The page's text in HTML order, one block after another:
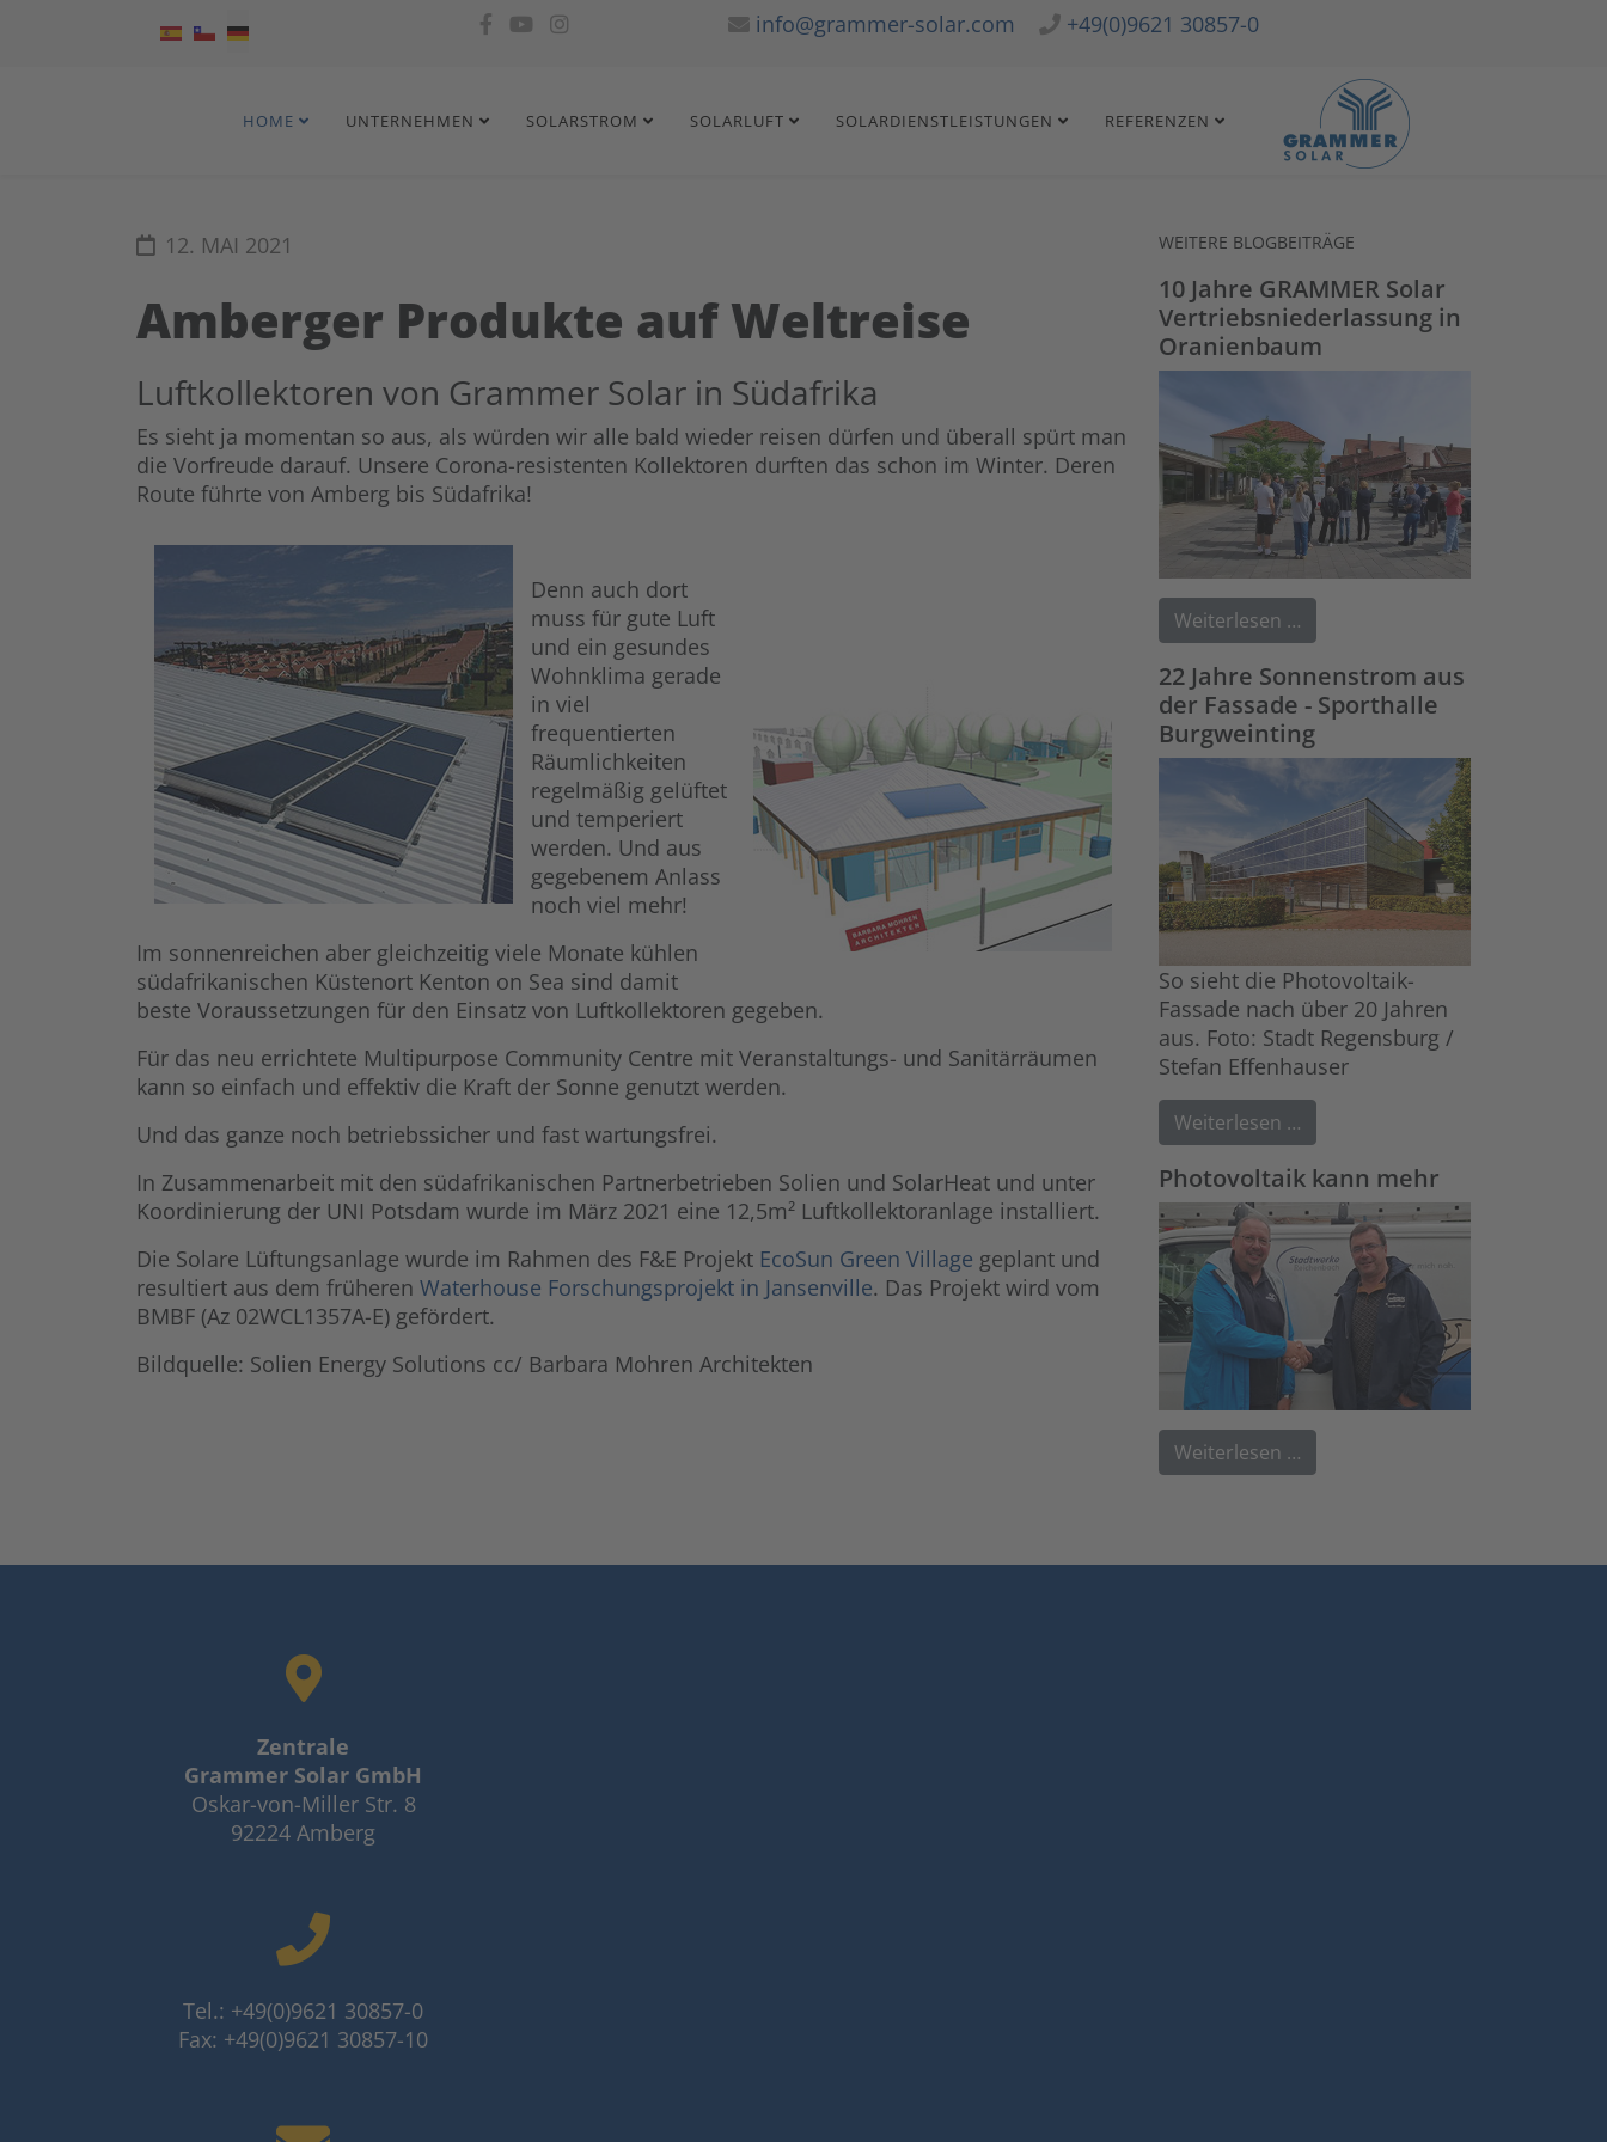
Sprache auswählen info@grammer-solar.com +49(0)9621 30857-0
HOME UNTERNEHMEN SOLARSTROM SOLARLUFT SOLARDIENSTLEISTUNGEN REFERENZEN
12. MAI 2021
Amberger Produkte auf Weltreise
Luftkollektoren von Grammer Solar in Südafrika
Es sieht ja momentan so aus, als würden wir alle bald wieder reisen dürfen und überall spürt man
die Vorfreude darauf. Unsere Corona-resistenten Kollektoren durften das schon im Winter. Deren
Route führte von Amberg bis Südafrika!
Denn auch dort
muss für gute Luft
und ein gesundes
Wohnklima gerade
in viel
frequentierten
Räumlichkeiten
regelmäßig gelüftet
und temperiert
werden. Und aus
gegebenem Anlass
noch viel mehr!
Im sonnenreichen aber gleichzeitig viele Monate kühlen
südafrikanischen Küstenort Kenton on Sea sind damit
beste Voraussetzungen für den Einsatz von Luftkollektoren gegeben.
Für das neu errichtete Multipurpose Community Centre mit Veranstaltungs- und Sanitärräumen
kann so einfach und effektiv die Kraft der Sonne genutzt werden.
Und das ganze noch betriebssicher und fast wartungsfrei.
In Zusammenarbeit mit den südafrikanischen Partnerbetrieben Solien und SolarHeat und unter
Koordinierung der UNI Potsdam wurde im März 2021 eine 12,5m² Luftkollektoranlage installiert.
Die Solare Lüftungsanlage wurde im Rahmen des F&E Projekt EcoSun Green Village geplant und
resultiert aus dem früheren Waterhouse Forschungsprojekt in Jansenville. Das Projekt wird vom
BMBF (Az 02WCL1357A-E) gefördert.
Bildquelle: Solien Energy Solutions cc/ Barbara Mohren Architekten
WEITERE BLOGBEITRÄGE
10 Jahre GRAMMER Solar
Vertriebsniederlassung in
Oranienbaum
Weiterlesen …
22 Jahre Sonnenstrom aus
der Fassade - Sporthalle
Burgweinting
So sieht die Photovoltaik-
Fassade nach über 20 Jahren
aus. Foto: Stadt Regensburg /
Stefan Effenhauser
Weiterlesen …
Photovoltaik kann mehr
Weiterlesen …
Zentrale
Grammer Solar GmbH
Oskar-von-Miller Str. 8
92224 Amberg
Tel.: +49(0)9621 30857-0
Fax: +49(0)9621 30857-10